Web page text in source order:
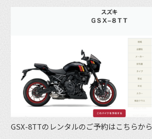
GSX-8TTのレンタルのご予約はこちらから